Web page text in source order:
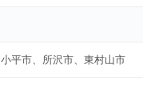
小平市、所沢市、東村山市